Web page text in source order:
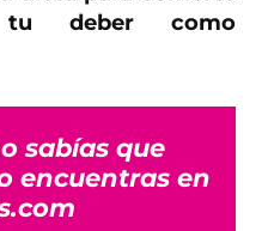
deber como
sabías que
encuentras en